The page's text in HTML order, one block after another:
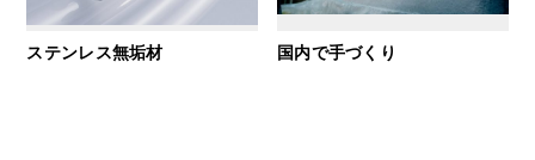
ステンレス無垢材 国内で手づくり